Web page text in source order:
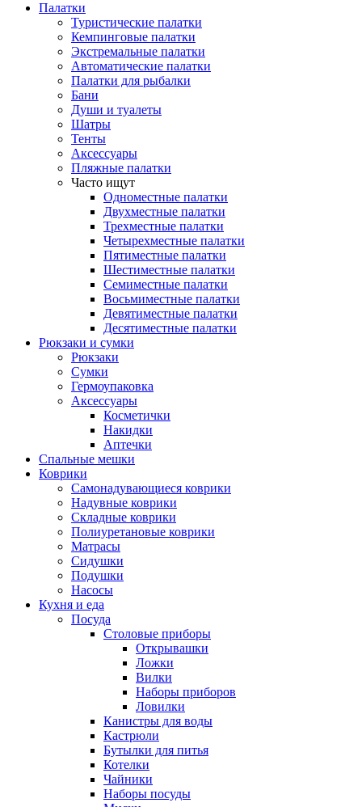
Палатки
Туристические палатки
Кемпинговые палатки
Экстремальные палатки
Автоматические палатки
Палатки для рыбалки
Бани
Души и туалеты
Шатры
Тенты
Аксессуары
Пляжные палатки
Часто ищут
Одноместные палатки
Двухместные палатки
Трехместные палатки
Четырехместные палатки
Пятиместные палатки
Шестиместные палатки
Семиместные палатки
Восьмиместные палатки
Девятиместные палатки
Десятиместные палатки
Рюкзаки и сумки
Рюкзаки
Сумки
Гермоупаковка
Аксессуары
Косметички
Накидки
Аптечки
Спальные мешки
Коврики
Самонадувающиеся коврики
Надувные коврики
Складные коврики
Полиуретановые коврики
Матрасы
Сидушки
Подушки
Насосы
Кухня и еда
Посуда
Столовые приборы
Открывашки
Ложки
Вилки
Наборы приборов
Ловилки
Канистры для воды
Кастрюли
Бутылки для питья
Котелки
Чайники
Наборы посуды